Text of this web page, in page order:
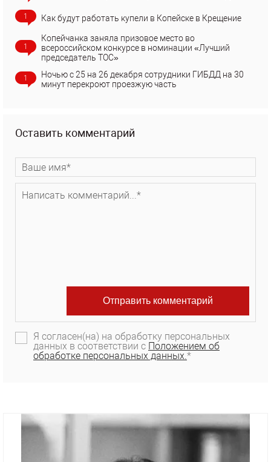
1 Как будут работать купели в Копейске в Крещение
1
Копейчанка заняла призовое место во
всероссийском конкурсе в номинации «Лучший
председатель ТОС»
1
Ночью с 25 на 26 декабря сотрудники ГИБДД на 30
минут перекроют проезжую часть
Оставить комментарий
Я согласен(на) на обработку персональных
данных в соответствии с Положением об
обработке персональных данных.*